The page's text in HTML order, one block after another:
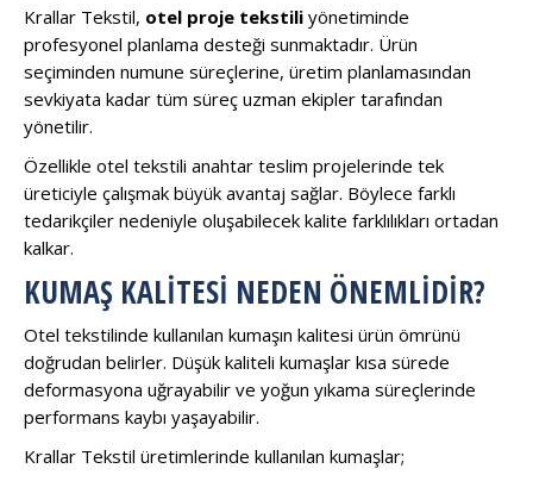
Krallar Tekstil, otel proje tekstili yönetiminde
profesyonel planlama desteği sunmaktadır. Ürün
seçiminden numune süreçlerine, üretim planlamasından
sevkiyata kadar tüm süreç uzman ekipler tarafından
yönetilir.
Özellikle otel tekstili anahtar teslim projelerinde tek
üreticiyle çalışmak büyük avantaj sağlar. Böylece farklı
tedarikçiler nedeniyle oluşabilecek kalite farklılıkları ortadan
kalkar.
KUMAŞ KALITESI NEDEN ÖNEMLIDIR?
Otel tekstilinde kullanılan kumaşın kalitesi ürün ömrünü
doğrudan belirler. Düşük kaliteli kumaşlar kısa sürede
deformasyona uğrayabilir ve yoğun yıkama süreçlerinde
performans kaybı yaşayabilir.
Krallar Tekstil üretimlerinde kullanılan kumaşlar;